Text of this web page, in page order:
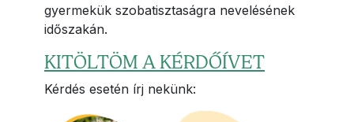
gyermekük szobatisztaságra nevelésének
időszakán.
KITÖLTÖM A KÉRDŐÍVET
Kérdés esetén írj nekünk: